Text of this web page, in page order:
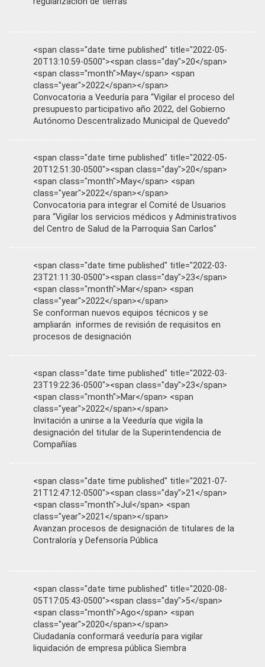
<span class="date time published" title="2022-05-
20T13:10:59-0500"><span class="day">20</span>
<span class="month">May</span> <span
class="year">2022</span></span>
Convocatoria a Veeduría para “Vigilar el proceso del
presupuesto participativo año 2022, del Gobierno
Autónomo Descentralizado Municipal de Quevedo”
<span class="date time published" title="2022-05-
20T12:51:30-0500"><span class="day">20</span>
<span class="month">May</span> <span
class="year">2022</span></span>
Convocatoria para integrar el Comité de Usuarios
para “Vigilar los servicios médicos y Administrativos
del Centro de Salud de la Parroquia San Carlos”
<span class="date time published" title="2022-03-
23T21:11:30-0500"><span class="day">23</span>
<span class="month">Mar</span> <span
class="year">2022</span></span>
Se conforman nuevos equipos técnicos y se
ampliarán informes de revisión de requisitos en
procesos de designación
<span class="date time published" title="2022-03-
23T19:22:36-0500"><span class="day">23</span>
<span class="month">Mar</span> <span
class="year">2022</span></span>
Invitación a unirse a la Veeduría que vigila la
designación del titular de la Superintendencia de
Compañías
<span class="date time published" title="2021-07-
21T12:47:12-0500"><span class="day">21</span>
<span class="month">Jul</span> <span
class="year">2021</span></span>
Avanzan procesos de designación de titulares de la
Contraloría y Defensoría Pública
<span class="date time published" title="2020-08-
05T17:05:43-0500"><span class="day">5</span>
<span class="month">Ago</span> <span
class="year">2020</span></span>
Ciudadanía conformará veeduría para vigilar
liquidación de empresa pública Siembra